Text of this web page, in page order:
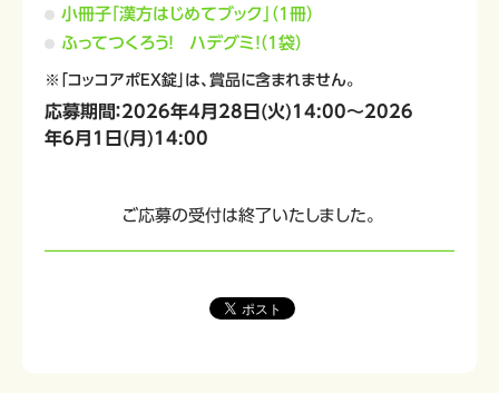
小冊子「漢方はじめてブック」（1冊）
ふってつくろう！ ハデグミ！（1袋）
※「コッコアポEX錠」は、賞品に含まれません。
応募期間：2026年4月28日(火)14:00～2026
年6月1日(月)14:00
ご応募の受付は終了いたしました。